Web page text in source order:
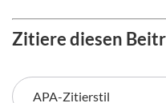
Zitiere diesen